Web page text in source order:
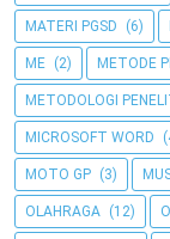
MATERI PGSD (6)
ME (2) METODE
METODOLOGI
MICROSOFT WORD
MOTO GP (3)
OLAHRAGA (12)